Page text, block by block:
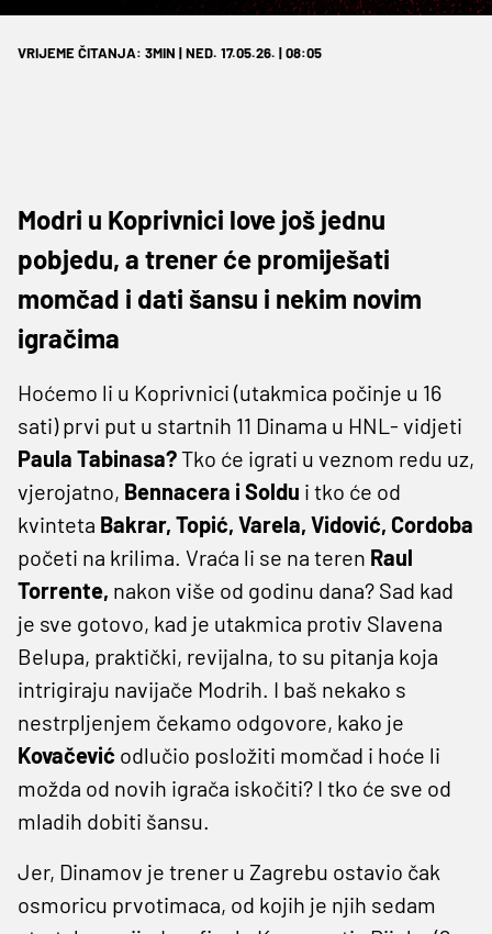
VRIJEME ČITANJA: 3MIN | NED. 17.05.26. | 08:05
Modri u Koprivnici love još jednu
pobjedu, a trener će promiješati
momčad i dati šansu i nekim novim
igračima
Hoćemo li u Koprivnici (utakmica počinje u 16
sati) prvi put u startnih 11 Dinama u HNL- vidjeti
Paula Tabinasa?Tko će igrati u veznom redu uz,
vjerojatno, Bennacera i Soldu i tko će od
kvinteta Bakrar, Topić, Varela, Vidović, Cordoba
početi na krilima. Vraća li se na teren Raul
Torrente, nakon više od godinu dana? Sad kad
je sve gotovo, kad je utakmica protiv Slavena
Belupa, praktički, revijalna, to su pitanja koja
intrigiraju navijače Modrih. I baš nekako s
nestrpljenjem čekamo odgovore, kako je
Kovačević odlučio posložiti momčad i hoće li
možda od novih igrača iskočiti? I tko će sve od
mladih dobiti šansu.
Jer, Dinamov je trener u Zagrebu ostavio čak
osmoricu prvotimaca, od kojih je njih sedam